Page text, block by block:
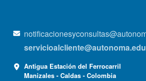
Antigua Estación del Ferrocarril
Manizales - Caldas - Colombia